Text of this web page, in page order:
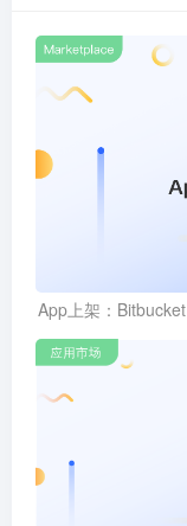
App上架：Bitbucket